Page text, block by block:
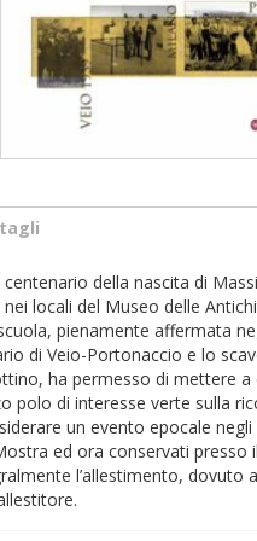
centenario della nascita di
locali del Museo delle
pienamente affermata
di Veio-Portonaccio e lo
ha permesso di mettere
polo di interesse verte sulla
un evento epocale
ed ora conservati
l’allestimento, dovuto